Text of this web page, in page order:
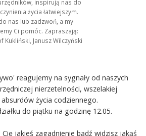
inspirują nas do
życia łatwiejszym.
nas lub zadzwoń, a my
Ci pomóc. Zapraszają:
Kukliński, Janusz Wilczyński
reagujemy na sygnały od naszych
nierzetelności, wszelakiej
życia codziennego.
do piątku na godzinę 12.05.
jakieś zagadnienie bądź widzisz jakąś